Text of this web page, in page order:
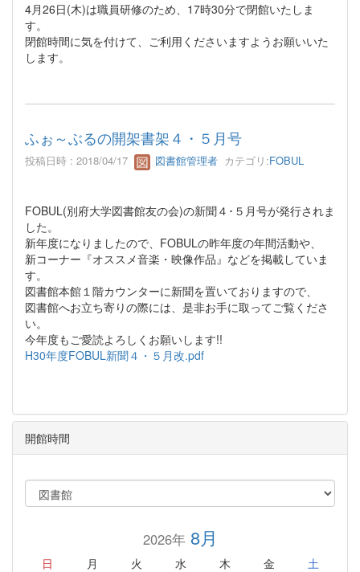
4月26日(木)は職員研修のため、17時30分で閉館いたしま
す。
閉館時間に気を付けて、ご利用くださいますようお願いいた
します。
ふぉ～ぶるの開架書架４・５月号
投稿日時 : 2018/04/17 図書館管理者 カテゴリ:FOBUL
FOBUL(別府大学図書館友の会)の新聞４･５月号が発行されま
した。
新年度になりましたので、FOBULの昨年度の年間活動や、
新コーナー『オススメ音楽・映像作品』などを掲載していま
す。
図書館本館１階カウンターに新聞を置いておりますので、
図書館へお立ち寄りの際には、是非お手に取ってご覧くださ
い。
今年度もご愛読よろしくお願いします!!
H30年度FOBUL新聞４・５月改.pdf
開館時間
2026年8月
日 月 火 水 木 金 土